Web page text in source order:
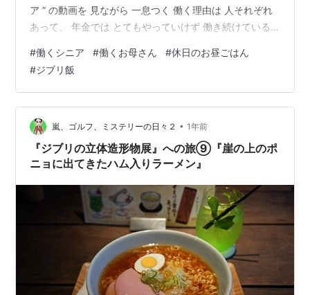
ア ” の動画を 見ながら 一息つく 働く理由は 人それぞれ
あって、 年金では とてもやっていけず 働き続けている
もいる この辺の事情は、 子どもを持つ 働くお母さんと
も よく 似ている 私の周りのお母さんたちは ほとんどの
人が 外で 働いているけれど、 仕事が 好きだったり 自分
のお小遣いのために 働いている人もいれば、 生活費や
子どもの学費のために 働いている人もいる…
#働くシニア #働くお母さん #休日のお昼ごはん
#ジブリ飯
嵐、ゴルフ、ミステリーの日々２ • 1年前
『ジブリの立体造形物展』への旅⑨『崖の上のポ
ニョに出てきたハム入りラーメン』